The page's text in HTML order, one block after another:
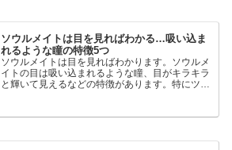
ソウルメイトは目を見ればわかる…吸い込ま
れるような瞳の特徴5つ
ソウルメイトは目を見ればわかります。ソウルメ
イトの目は吸い込まれるような瞳、目がキラキラ
と輝いて見えるなどの特徴があります。特にツイ
ので注意が必要です。